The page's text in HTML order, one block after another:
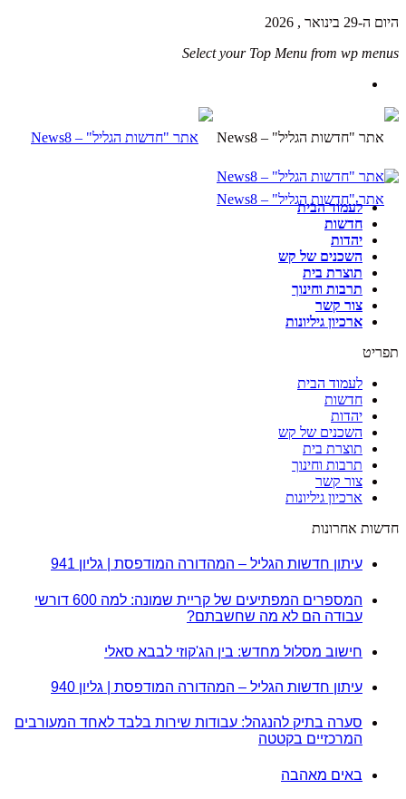
היום ה-29 בינואר , 2026
Select your Top Menu from wp menus
לעמוד הבית
חדשות
יהדות
השכנים של קש
תוצרת בית
תרבות וחינוך
צור קשר
ארכיון גיליונות
תפריט
לעמוד הבית
חדשות
יהדות
השכנים של קש
תוצרת בית
תרבות וחינוך
צור קשר
ארכיון גיליונות
חדשות אחרונות
עיתון חדשות הגליל – המהדורה המודפסת | גליון 941
המספרים המפתיעים של קריית שמונה: למה 600 דורשי
עבודה הם לא מה שחשבתם?
חישוב מסלול מחדש: בין הג'קוזי לבבא סאלי
עיתון חדשות הגליל – המהדורה המודפסת | גליון 940
סערה בתיק להנגהל: עבודות שירות בלבד לאחד המעורבים
המרכזיים בקטטה
באים מאהבה